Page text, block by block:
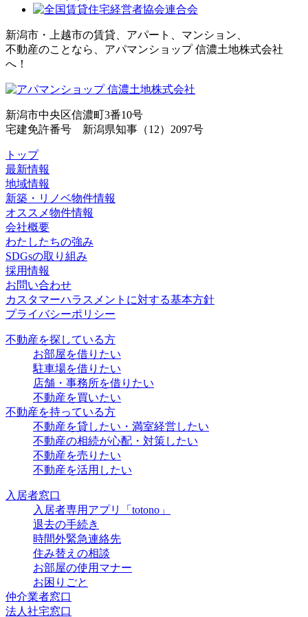
新潟市・上越市の賃貸、アパート、マンション、
不動産のことなら、アパマンショップ 信濃土地株式会社
へ！
新潟市中央区信濃町3番10号
宅建免許番号 新潟県知事（12）2097号
トップ
最新情報
地域情報
新築・リノベ物件情報
オススメ物件情報
会社概要
わたしたちの強み
SDGsの取り組み
採用情報
お問い合わせ
カスタマーハラスメントに対する基本方針
プライバシーポリシー
不動産を探している方
お部屋を借りたい
駐車場を借りたい
店舗・事務所を借りたい
不動産を買いたい
不動産を持っている方
不動産を貸したい・満室経営したい
不動産の相続が心配・対策したい
不動産を売りたい
不動産を活用したい
入居者窓口
入居者専用アプリ「totono」
退去の手続き
時間外緊急連絡先
住み替えの相談
お部屋の使用マナー
お困りごと
仲介業者窓口
法人社宅窓口